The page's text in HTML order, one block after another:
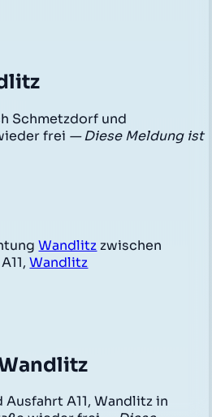
Schmetzdorf und
frei — Diese Meldung ist
Wandlitz zwischen
Wandlitz
A11, Wandlitz in